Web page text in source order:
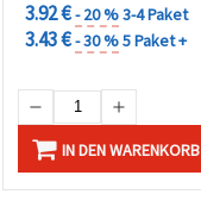
3.92 €- 20 %3-4 Paket
3.43 €- 30 %5 Paket +
IN DEN WARENKORB